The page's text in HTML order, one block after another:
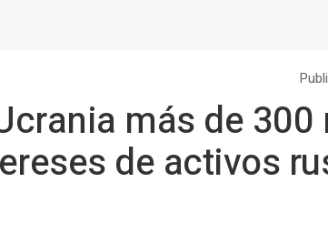
más de
de activos